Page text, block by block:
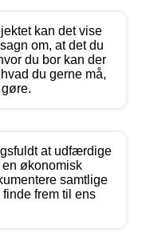
kan det vise
om, at det du
du bor kan der
du gerne må,
at udfærdige
en økonomisk
samtlige
frem til ens